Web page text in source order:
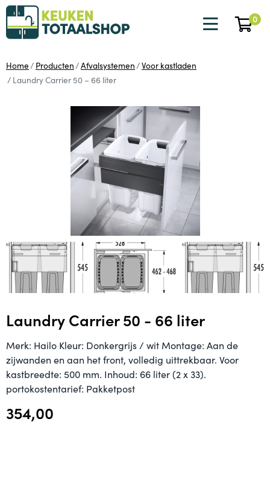
0
Home Producten Afvalsystemen
Voor kastladen
Laundry Carrier 50 – 66 liter
Laundry Carrier 50 - 66 liter
Merk: Hailo Kleur: Donkergrijs / wit Montage: Aan de
zijwanden en aan het front, volledig uittrekbaar. Voor
kastbreedte: 500 mm. Inhoud: 66 liter (2 x 33).
portokostentarief: Pakketpost
354,00